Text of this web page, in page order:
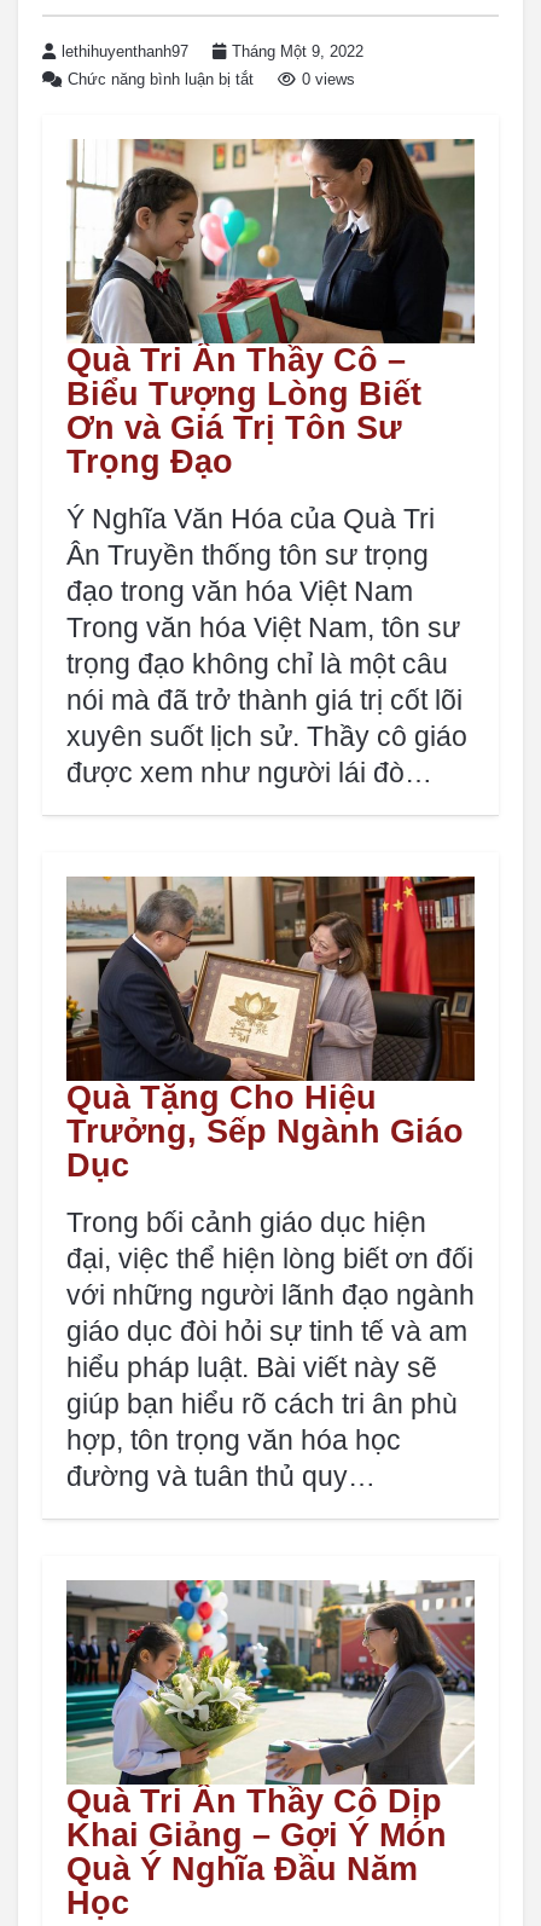
lethihuyenthanh97
Tháng Một 9, 2022
Chức năng bình luận bị tắt
0 views
Quà Tri Ân Thầy Cô –
Biểu Tượng Lòng Biết
Ơn và Giá Trị Tôn Sư
Trọng Đạo
Ý Nghĩa Văn Hóa của Quà Tri
Ân Truyền thống tôn sư trọng
đạo trong văn hóa Việt Nam
Trong văn hóa Việt Nam, tôn sư
trọng đạo không chỉ là một câu
nói mà đã trở thành giá trị cốt lõi
xuyên suốt lịch sử. Thầy cô giáo
được xem như người lái đò…
Quà Tặng Cho Hiệu
Trưởng, Sếp Ngành Giáo
Dục
Trong bối cảnh giáo dục hiện
đại, việc thể hiện lòng biết ơn đối
với những người lãnh đạo ngành
giáo dục đòi hỏi sự tinh tế và am
hiểu pháp luật. Bài viết này sẽ
giúp bạn hiểu rõ cách tri ân phù
hợp, tôn trọng văn hóa học
đường và tuân thủ quy…
Quà Tri Ân Thầy Cô Dịp
Khai Giảng – Gợi Ý Món
Quà Ý Nghĩa Đầu Năm
Học